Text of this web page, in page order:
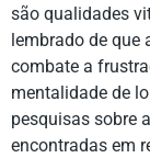
são qualidades
lembrado de que
combate a
mentalidade de
pesquisas sobre
encontradas em